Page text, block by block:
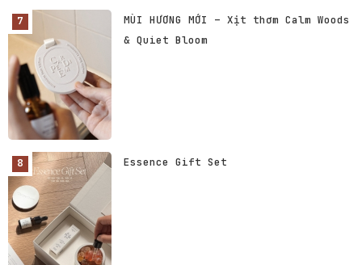
MÙI HƯƠNG MỚI – Xịt thơm Calm Woods
& Quiet Bloom
Essence Gift Set